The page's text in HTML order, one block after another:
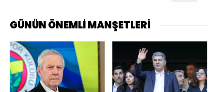
GÜNÜN ÖNEMLİ MANŞETLERİ